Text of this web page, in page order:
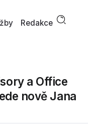
Redakce
a Office
nově Jana